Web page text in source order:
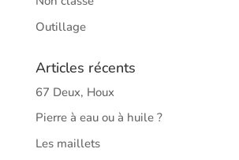
Outillage
Articles récents
67 Deux, Houx
Pierre à eau ou à huile ?
Les maillets